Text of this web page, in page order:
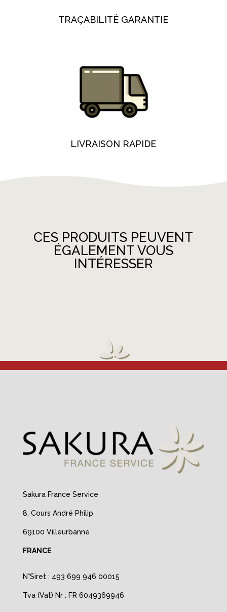
TRAÇABILITÉ GARANTIE
LIVRAISON RAPIDE
CES PRODUITS PEUVENT
ÉGALEMENT VOUS
INTÉRESSER
Sakura France Service
8, Cours André Philip
69100 Villeurbanne
FRANCE
N°Siret : 493 699 946 00015
Tva (Vat) Nr : FR 6049369946